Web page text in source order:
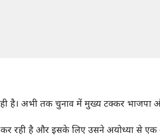
है। अभी तक चुनाव में मुख्य टक्कर भाजपा
कर रही है और इसके लिए उसने अयोध्या से एक